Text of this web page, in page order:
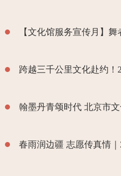
【文化馆服务宣传月】
跨越三千公里文化赴约！
翰墨丹青颂时代 北京市
春雨润边疆 志愿传真情